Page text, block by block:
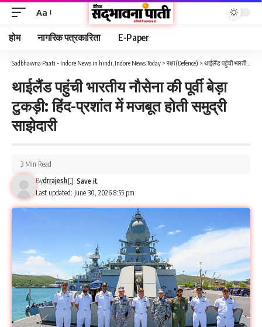
Aa
होम नागरिक पत्रकारिता E-Paper
Sadbhawna Paati - Indore News in hindi, Indore News Today > रक्षा (Defence) > थाईलैंड पहुंची भारतीय नौसेना की पूर्वी बेड़ा टुकड़ी: हिंद-प्रशांत में मजबूत होती समुद्री साझेदारी
थाईलैंड पहुंची भारतीय नौसेना की पूर्वी बेड़ा
टुकड़ी: हिंद-प्रशांत में मजबूत होती समुद्री
साझेदारी
Last updated: June 30, 2026 8:55 pm
Bydrrajesh
3 Min Read